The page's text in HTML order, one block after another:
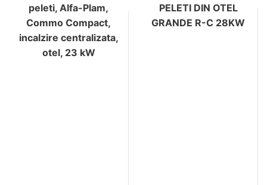
peleti, Alfa-Plam,
Commo Compact,
incalzire centralizata,
otel, 23 kW
PELETI DIN OTEL
GRANDE R-C 28KW